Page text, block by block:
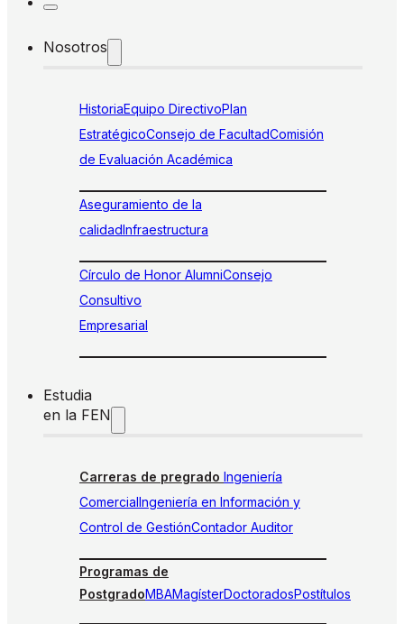
Nosotros
HistoriaEquipo DirectivoPlan
EstratégicoConsejo de FacultadComisión
de Evaluación Académica
Aseguramiento de la
calidadInfraestructura
Círculo de Honor AlumniConsejo
Consultivo
Empresarial
Estudia
en la FEN
Carreras de pregrado Ingeniería
ComercialIngeniería en Información y
Control de GestiónContador Auditor
Programas de
PostgradoMBAMagísterDoctoradosPostítulos